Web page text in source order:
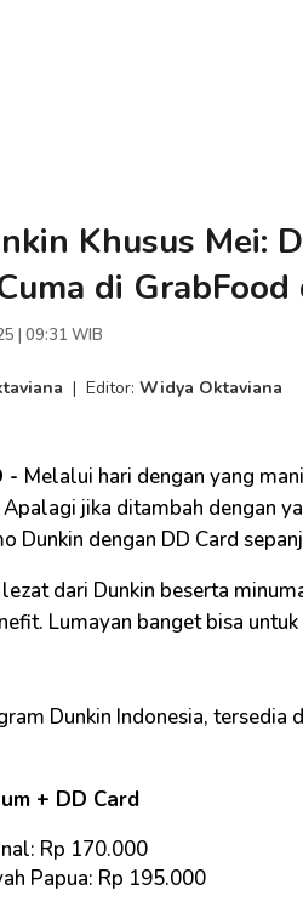
Khusus Mei:
di GrabFood
| 09:31 WIB
| Editor: Widya Oktaviana
- Melalui hari dengan yang
jika ditambah dengan
Dunkin dengan DD Card
dari Dunkin beserta
Lumayan banget bisa
Dunkin Indonesia, tersedia
+ DD Card
Rp 170.000
Papua: Rp 195.000